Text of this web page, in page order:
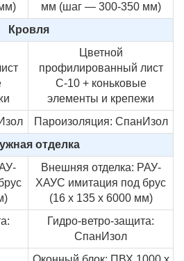
мм (шаг — 300-350 мм)
Кровля
Цветной
профилированный лист
С-10 + коньковые
элементы и крепежи
Пароизоляция: СпанИзол
отделка
Внешняя отделка: РАУ-
ХАУС имитация под брус
(16 х 135 х 6000 мм)
Гидро-ветро-защита:
СпанИзол